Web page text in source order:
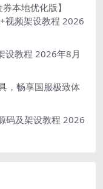
本地优化版】
视频架设教程 2026
设教程 2026年8月
，畅享国服极致体
码及架设教程 2026